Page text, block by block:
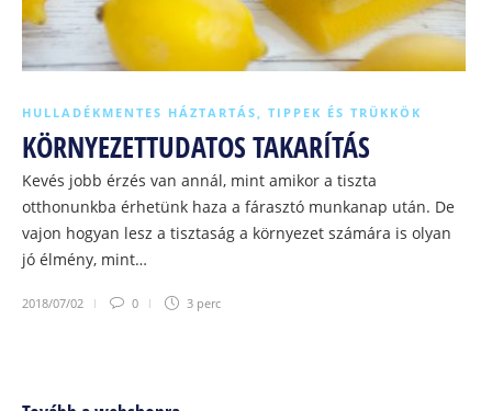
HULLADÉKMENTES HÁZTARTÁS, TIPPEK ÉS TRÜKKÖK
KÖRNYEZETTUDATOS TAKARÍTÁS
Kevés jobb érzés van annál, mint amikor a tiszta
otthonunkba érhetünk haza a fárasztó munkanap után. De
vajon hogyan lesz a tisztaság a környezet számára is olyan
jó élmény, mint…
2018/07/02 0 3 perc